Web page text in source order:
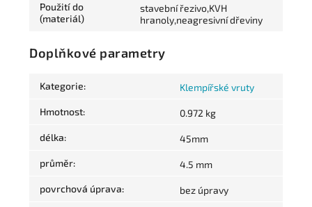
Použití do
(materiál)
stavební řezivo,KVH
hranoly,neagresivní dřeviny
Doplňkové parametry
Kategorie: Klempířské vruty
Hmotnost: 0.972 kg
délka: 45mm
průměr: 4.5 mm
povrchová úprava: bez úpravy